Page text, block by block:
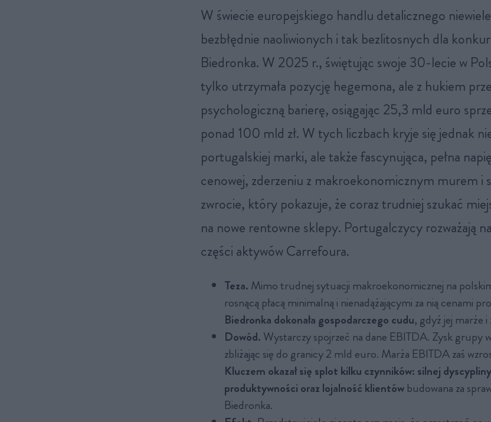
W świecie europejskiego handlu detalicznego niewiele jest maszyn tak
bezbłędnie naoliwionych i tak bezlitosnych dla
Biedronka. W 2025 r., świętując swoje 30-lecie w
tylko utrzymała pozycję hegemona, ale z hukiem
psychologiczną barierę, osiągając 25,3 mld euro
ponad 100 mld zł. W tych liczbach kryje się jednak
portugalskiej marki, ale także fascynująca, pełna
cenowej, zderzeniu z makroekonomicznym murem i
zwrocie, który pokazuje, że coraz trudniej szukać
na nowe rentowne sklepy. Portugalczycy rozważają
części aktywów Carrefoura.
Teza. Mimo trudnej sytuacji makroekonomicznej na
rosnącą płacą minimalną i nienadążającymi za nią cenami
Biedronka dokonała gospodarczego cudu, gdyż jej marże i
Dowód. Wystarczy spojrzeć na dane EBITDA. Zysk grupy
zbliżając się do granicy 2 mld euro. Marża EBITDA zaś
Kluczem okazał się splot kilku czynników: silnej
produktywności oraz lojalność klientów budowana za
Biedronka.